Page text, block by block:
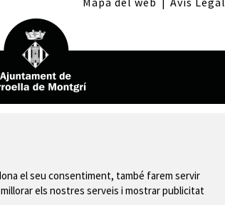
el seu consentiment, també farem servir
els nostres serveis i mostrar publicitat